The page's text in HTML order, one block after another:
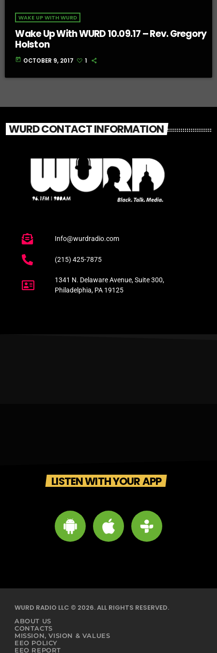
WAKE UP WITH WURD
Wake Up With WURD 10.09.17 – Rev. Gregory
Holston
today OCTOBER 9, 2017 1
WURD CONTACT INFORMATION
Info@wurdradio.com
(215) 425-7875
1341 N. Delaware Avenue, Suite 300,
Philadelphia, PA 19125
LISTEN WITH YOUR APP
WURD RADIO LLC © 2026. ALL RIGHTS RESERVED.
ABOUT US
CONTACTS
MISSION, VISION & VALUES
EEO POLICY
EEO REPORT